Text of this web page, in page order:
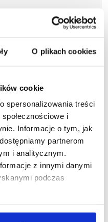
O plikach cookies
cookie
spersonalizowania treści
i
Informacje o tym, jak
partnerom
i analitycznym.
z innymi danymi
podczas